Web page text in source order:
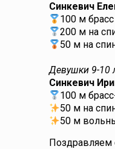
Синкевич
100 м
200 м на
50 м на
Девушки 9-10
Синкевич
100 м
50 м на
50 м
Поздравляем